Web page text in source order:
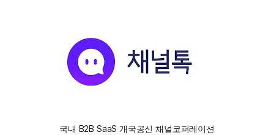
국내 B2B SaaS 개국공신 채널코퍼레이션